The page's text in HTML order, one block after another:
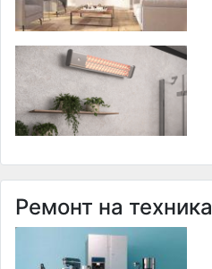
Ремонт на техника